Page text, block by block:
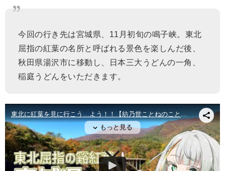
今回の行き先は宮城県、11月初旬の鳴子峡。東北
屈指の紅葉の名所と呼ばれる景色を楽しんだ後、
秋田県湯沢市に移動し、日本三大うどんの一角、
稲庭うどんをいただきます。